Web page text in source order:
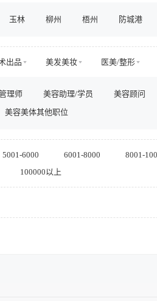
玉林 柳州 梧州 防城港
出品 美发美妆 医美/整形
市场/运营 销售/商务拓展
安保/消防 生产营运
理师 美容助理/学员 美容顾问
美容美体其他职位
5001-6000 6001-8000 8001-
100000以上